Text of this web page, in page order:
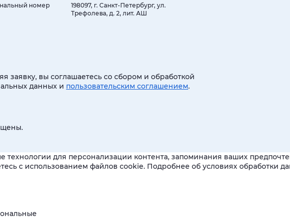
номер
198097, г. Санкт-Петербург, ул.
Трефолева, д. 2, лит. АШ
заявку, вы соглашаетесь со сбором и обработкой
данных и пользовательским соглашением.
для персонализации контента, запоминания ваших
с использованием файлов cookie. Подробнее об условиях обработки